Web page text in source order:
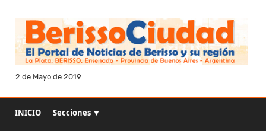
2 de Mayo de 2019
INICIO Secciones ▼